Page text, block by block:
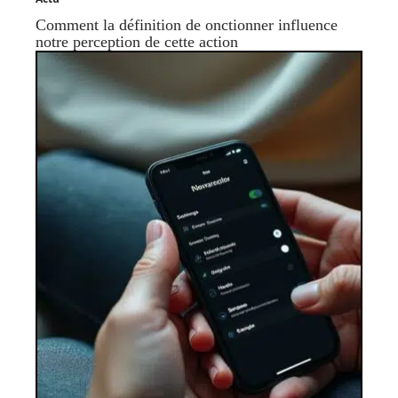
Comment la définition de onctionner influence
notre perception de cette action